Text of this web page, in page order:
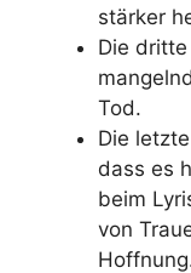
stärker
Die
Tod.
Die
dass es
beim
von